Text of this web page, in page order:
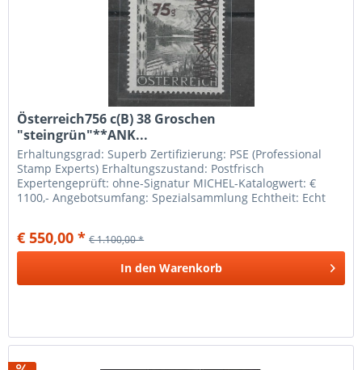
Österreich756 c(B) 38 Groschen
"steingrün"**ANK...
Erhaltungsgrad: Superb Zertifizierung: PSE (Professional
Stamp Experts) Erhaltungszustand: Postfrisch
Expertengeprüft: ohne-Signatur MICHEL-Katalogwert: €
1100,- Angebotsumfang: Spezialsammlung Echtheit: Echt
€ 550,00 * € 1.100,00 *
In den Warenkorb